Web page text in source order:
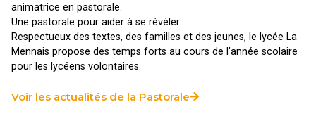
animatrice en pastorale.
Une pastorale pour aider à se révéler.
Respectueux des textes, des familles et des jeunes, le lycée La
Mennais propose des temps forts au cours de l’année scolaire
pour les lycéens volontaires.
Voir les actualités de la Pastorale